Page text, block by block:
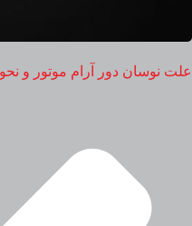
علت نوسان دور آرام موتور و